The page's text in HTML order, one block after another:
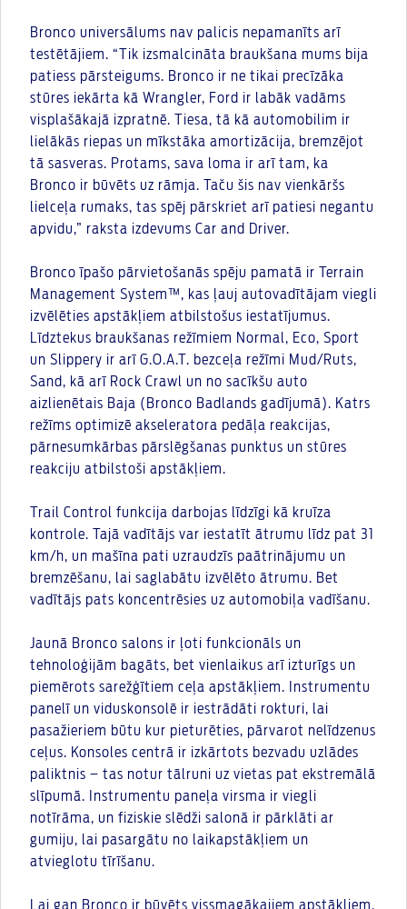
Bronco universālums nav palicis nepamanīts arī
testētājiem. “Tik izsmalcināta braukšana mums bija
patiess pārsteigums. Bronco ir ne tikai precīzāka
stūres iekārta kā Wrangler, Ford ir labāk vadāms
visplašākajā izpratnē. Tiesa, tā kā automobilim ir
lielākās riepas un mīkstāka amortizācija, bremzējot
tā sasveras. Protams, sava loma ir arī tam, ka
Bronco ir būvēts uz rāmja. Taču šis nav vienkāršs
lielceļa rumaks, tas spēj pārskriet arī patiesi negantu
apvidu,” raksta izdevums Car and Driver.
Bronco īpašo pārvietošanās spēju pamatā ir Terrain
Management System™, kas ļauj autovadītājam viegli
izvēlēties apstākļiem atbilstošus iestatījumus.
Līdztekus braukšanas režīmiem Normal, Eco, Sport
un Slippery ir arī G.O.A.T. bezceļa režīmi Mud/Ruts,
Sand, kā arī Rock Crawl un no sacīkšu auto
aizlienētais Baja (Bronco Badlands gadījumā). Katrs
režīms optimizē akseleratora pedāļa reakcijas,
pārnesumkārbas pārslēgšanas punktus un stūres
reakciju atbilstoši apstākļiem.
Trail Control funkcija darbojas līdzīgi kā kruīza
kontrole. Tajā vadītājs var iestatīt ātrumu līdz pat 31
km/h, un mašīna pati uzraudzīs paātrinājumu un
bremzēšanu, lai saglabātu izvēlēto ātrumu. Bet
vadītājs pats koncentrēsies uz automobiļa vadīšanu.
Jaunā Bronco salons ir ļoti funkcionāls un
tehnoloģijām bagāts, bet vienlaikus arī izturīgs un
piemērots sarežģītiem ceļa apstākļiem. Instrumentu
panelī un viduskonsolē ir iestrādāti rokturi, lai
pasažieriem būtu kur pieturēties, pārvarot nelīdzenus
ceļus. Konsoles centrā ir izkārtots bezvadu uzlādes
paliktnis – tas notur tālruni uz vietas pat ekstremālā
slīpumā. Instrumentu paneļa virsma ir viegli
notīrāma, un fiziskie slēdži salonā ir pārklāti ar
gumiju, lai pasargātu no laikapstākļiem un
atvieglotu tīrīšanu.
Lai gan Bronco ir būvēts vissmagākajiem apstākļiem,